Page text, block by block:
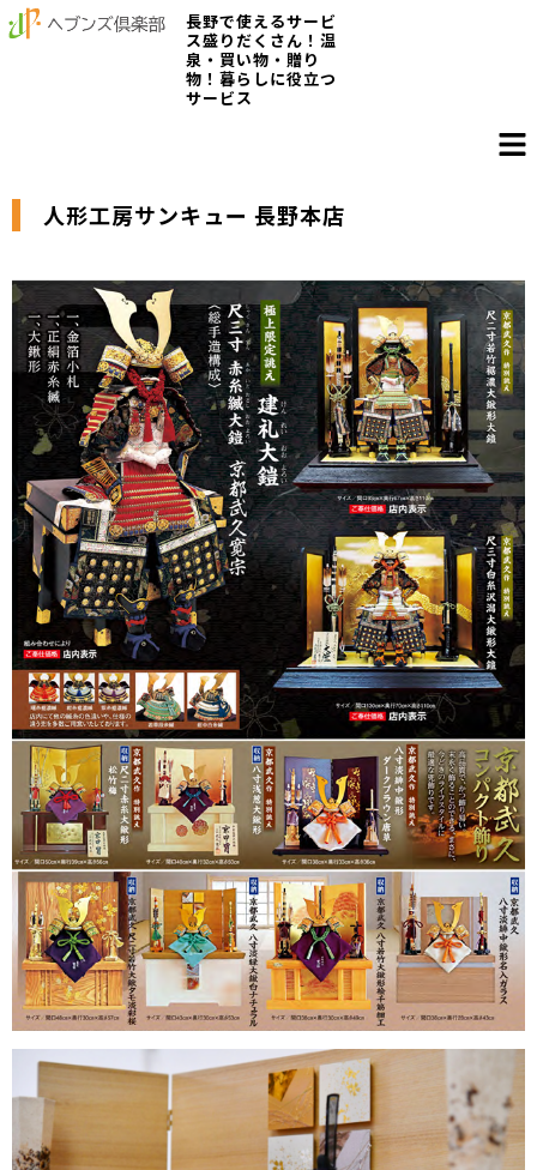
長野で使えるサービ
ス盛りだくさん！温
泉・買い物・贈り
物！暮らしに役立つ
サービス
人形工房サンキュー 長野本店